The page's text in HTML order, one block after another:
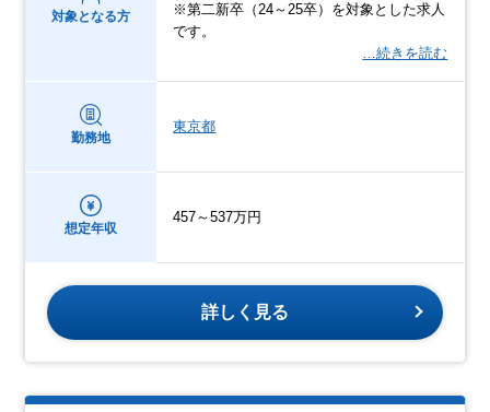
対象となる方
※第二新卒（24～25卒）を対象とした求人
です。
…続きを読む
勤務地
東京都
想定年収
457～537万円
詳しく見る